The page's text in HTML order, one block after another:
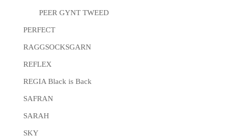
PEER GYNT TWEED
PERFECT
RAGGSOCKSGARN
REFLEX
REGIA Black is Back
SAFRAN
SARAH
SKY